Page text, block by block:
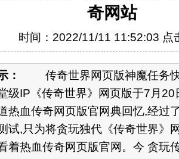
奇网站
时间：2022/11/11 11:52:03 点
传奇世界网页版神魔任务快
级IP《传奇世界》网页版于7月
热血传奇网页版官网典回忆,经过
试,只为将贪玩独代《传奇世界》
着热血传奇网页版官网。今 贪玩